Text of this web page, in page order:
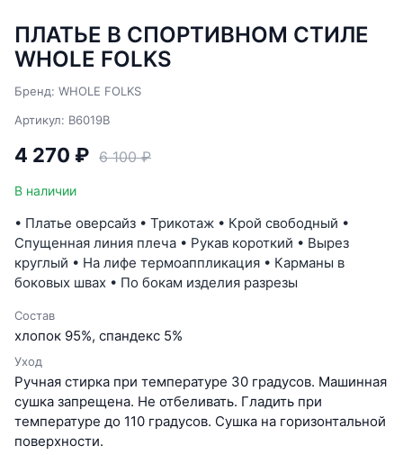
ПЛАТЬЕ В СПОРТИВНОМ СТИЛЕ
WHOLE FOLKS
Бренд: WHOLE FOLKS
Артикул: В6019В
4 270 ₽ 6 100 ₽
В наличии
• Платье оверсайз • Трикотаж • Крой свободный •
Спущенная линия плеча • Рукав короткий • Вырез
круглый • На лифе термоаппликация • Карманы в
боковых швах • По бокам изделия разрезы
Состав
хлопок 95%, спандекс 5%
Уход
Ручная стирка при температуре 30 градусов. Машинная
сушка запрещена. Не отбеливать. Гладить при
температуре до 110 градусов. Сушка на горизонтальной
поверхности.